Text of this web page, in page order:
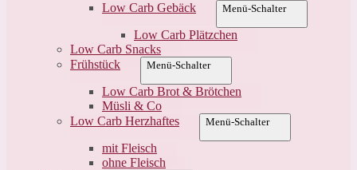
Low Carb Gebäck
Menü-Schalter
Low Carb Plätzchen
Low Carb Snacks
Frühstück
Menü-Schalter
Low Carb Brot & Brötchen
Müsli & Co
Low Carb Herzhaftes
Menü-Schalter
mit Fleisch
ohne Fleisch